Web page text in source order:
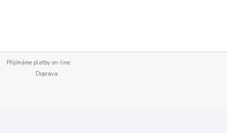
Přijímáme platby on-line:
Doprava: